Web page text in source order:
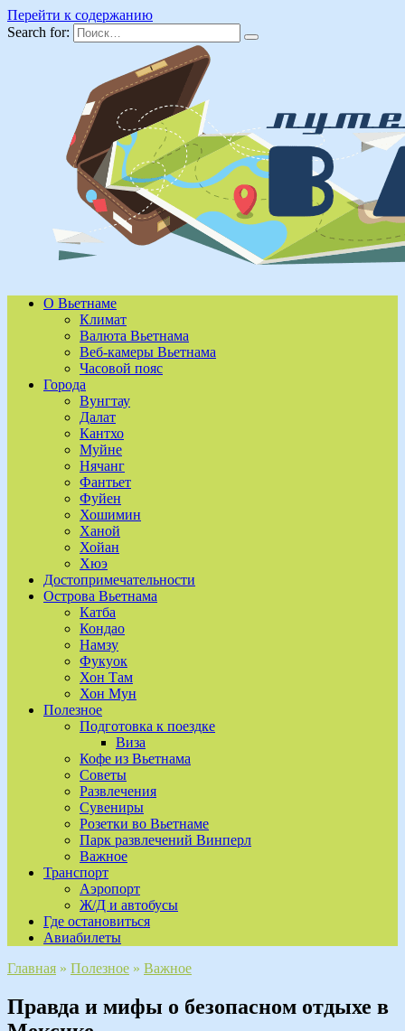
Перейти к содержанию
Search for:
О Вьетнаме
Климат
Валюта Вьетнама
Веб-камеры Вьетнама
Часовой пояс
Города
Вунгтау
Далат
Кантхо
Муйне
Нячанг
Фантьет
Фуйен
Хошимин
Ханой
Хойан
Хюэ
Достопримечательности
Острова Вьетнама
Катба
Кондао
Намзу
Фукуок
Хон Там
Хон Мун
Полезное
Подготовка к поездке
Виза
Кофе из Вьетнама
Советы
Развлечения
Сувениры
Розетки во Вьетнаме
Парк развлечений Винперл
Важное
Транспорт
Аэропорт
Ж/Д и автобусы
Где остановиться
Авиабилеты
Главная » Полезное » Важное
Правда и мифы о безопасном отдыхе в